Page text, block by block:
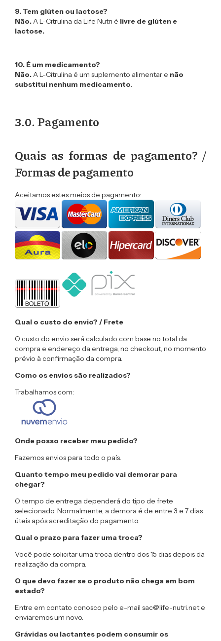
9. Tem glúten ou lactose?
Não.A L-Citrulina da Life Nutri é livre de glúten e
lactose.
10. É um medicamento?
Não.A L-Citrulina é um suplemento alimentar e não
substitui nenhum medicamento.
3.0. Pagamento
Quais as formas de pagamento? /
Formas de pagamento
Aceitamos estes meios de pagamento:
Qual o custo do envio? / Frete
O custo do envio será calculado com base no total da
compra e endereço da entrega, no checkout, no momento
prévio à confirmação da compra.
Como os envios são realizados?
Trabalhamos com:
Onde posso receber meu pedido?
Fazemos envios para todo o país.
Quanto tempo meu pedido vai demorar para
chegar?
O tempo de entrega dependerá do tipo de frete
selecionado. Normalmente, a demora é de entre 3 e 7 dias
úteis após acreditação do pagamento.
Qual o prazo para fazer uma troca?
Você pode solicitar uma troca dentro dos 15 dias depois da
realização da compra.
O que devo fazer se o produto não chega em bom
estado?
Entre em contato conosco pelo e-mail sac@life-nutri.nete
enviaremos um novo.
Grávidas ou lactantes podem consumir os